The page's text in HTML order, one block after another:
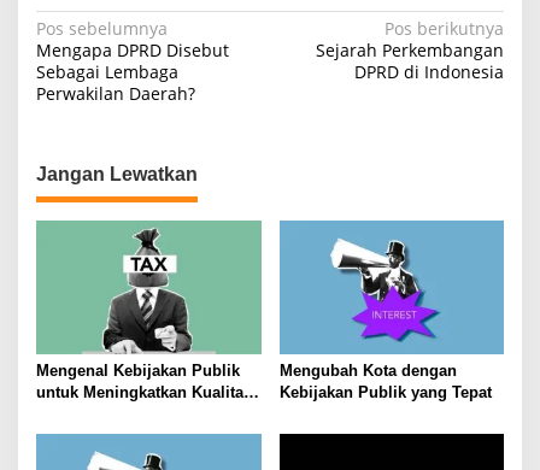
N
a
v
g
a
s
Pos sebelumnya
Mengapa DPRD Disebut
Sebagai Lembaga
Perwakilan Daerah?
Pos berikutnya
Sejarah Perkembangan
DPRD di Indonesia
Jangan Lewatkan
Mengenal Kebijakan Publik
untuk Meningkatkan Kualitas
Mengubah Kota dengan
Kebijakan Publik yang Tepat